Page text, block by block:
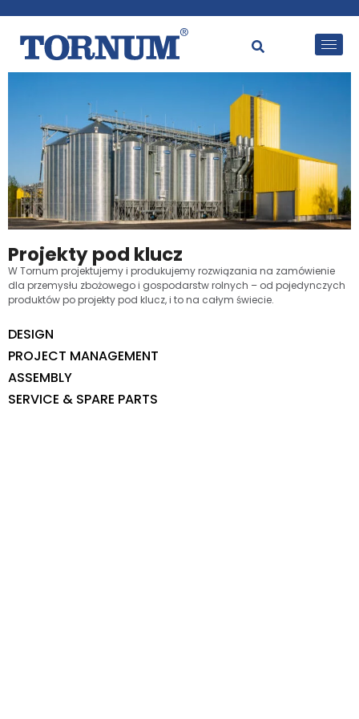
Projekty pod klucz
W Tornum projektujemy i produkujemy rozwiązania na zamówienie
dla przemysłu zbożowego i gospodarstw rolnych – od pojedynczych
produktów po projekty pod klucz, i to na całym świecie.
DESIGN
PROJECT MANAGEMENT
ASSEMBLY
SERVICE & SPARE PARTS